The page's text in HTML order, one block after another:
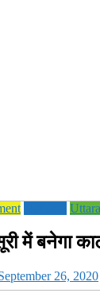
में बनेगा
26, 2020